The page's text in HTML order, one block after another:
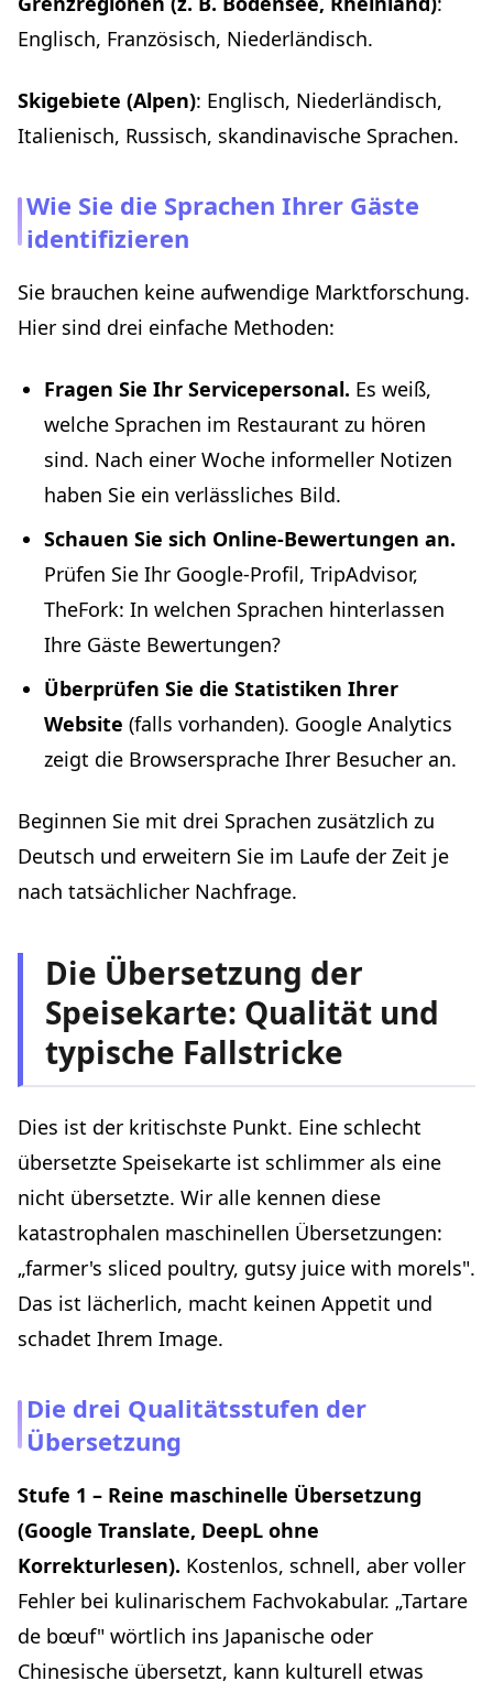
Englisch, Französisch, Niederländisch.
Skigebiete (Alpen): Englisch, Niederländisch,
Italienisch, Russisch, skandinavische Sprachen.
Wie Sie die Sprachen Ihrer Gäste
identifizieren
Sie brauchen keine aufwendige Marktforschung.
Hier sind drei einfache Methoden:
Fragen Sie Ihr Servicepersonal. Es weiß,
welche Sprachen im Restaurant zu hören
sind. Nach einer Woche informeller Notizen
haben Sie ein verlässliches Bild.
Schauen Sie sich Online-Bewertungen an.
Prüfen Sie Ihr Google-Profil, TripAdvisor,
TheFork: In welchen Sprachen hinterlassen
Ihre Gäste Bewertungen?
Überprüfen Sie die Statistiken Ihrer
Website (falls vorhanden). Google Analytics
zeigt die Browsersprache Ihrer Besucher an.
Beginnen Sie mit drei Sprachen zusätzlich zu
Deutsch und erweitern Sie im Laufe der Zeit je
nach tatsächlicher Nachfrage.
Die Übersetzung der
Speisekarte: Qualität und
typische Fallstricke
Dies ist der kritischste Punkt. Eine schlecht
übersetzte Speisekarte ist schlimmer als eine
nicht übersetzte. Wir alle kennen diese
katastrophalen maschinellen Übersetzungen:
„farmer's sliced poultry, gutsy juice with morels".
Das ist lächerlich, macht keinen Appetit und
schadet Ihrem Image.
Die drei Qualitätsstufen der
Übersetzung
Stufe 1 – Reine maschinelle Übersetzung
(Google Translate, DeepL ohne
Korrekturlesen). Kostenlos, schnell, aber voller
Fehler bei kulinarischem Fachvokabular. „Tartare
de bœuf" wörtlich ins Japanische oder
Chinesische übersetzt, kann kulturell etwas